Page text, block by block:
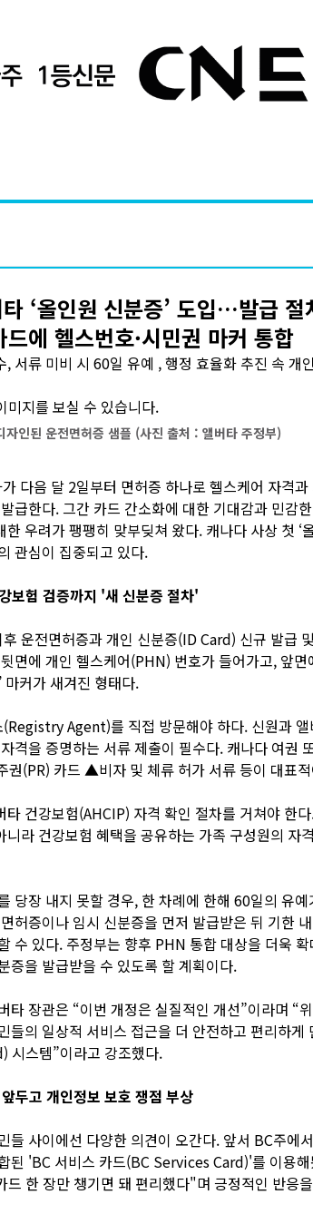
‘올인원 신분증’ 도입…발급 절
에 헬스번호·시민권 마커 통합
, 서류 미비 시 60일 유예 , 행정 효율화 추진 속 개
자인된 운전면허증 샘플 (사진 출처 : 앨버타 주정부)
다음 달 2일부터 면허증 하나로 헬스케어 자격
급한다. 그간 카드 간소화에 대한 기대감과 민감
우려가 팽팽히 맞부딪쳐 왔다. 캐나다 사상 첫 ‘
관심이 집중되고 있다.
보험 검증까지 '새 신분증 절차'
운전면허증과 개인 신분증(ID Card) 신규 발급
면에 개인 헬스케어(PHN) 번호가 들어가고, 앞면
마커가 새겨진 형태다.
Agent)를 직접 방문해야 하다. 신원과
격을 증명하는 서류 제출이 필수다. 캐나다 여권
(PR) 카드 ▲비자 및 체류 허가 서류 등이 대표
타 건강보험(AHCIP) 자격 확인 절차를 거쳐야 한
니라 건강보험 혜택을 공유하는 가족 구성원의 자
당장 내지 못할 경우, 한 차례에 한해 60일의 유
허증이나 임시 신분증을 먼저 발급받은 뒤 기한
수 있다. 주정부는 향후 PHN 통합 대상을 더욱
증을 발급받을 수 있도록 할 계획이다.
타 장관은 “이번 개정은 실질적인 개선”이라며 “
들의 일상적 서비스 접근을 더 안전하고 편리하게
시스템”이라고 강조했다.
두고 개인정보 보호 쟁점 부상
들 사이에선 다양한 의견이 오간다. 앞서 BC주에
된 'BC 서비스 카드(BC Services Card)'를 이용
드 한 장만 챙기면 돼 편리했다"며 긍정적인 반응